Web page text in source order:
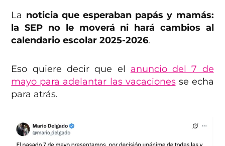
La noticia que esperaban papás y mamás:
la SEP no le moverá ni hará cambios al
calendario escolar 2025-2026.
Eso quiere decir que el anuncio del 7 de
mayo para adelantar las vacacionesse echa
para atrás.